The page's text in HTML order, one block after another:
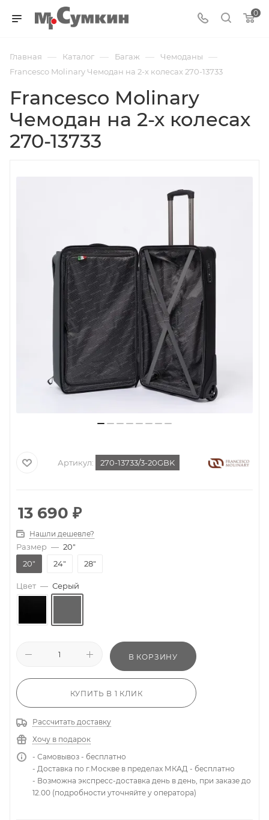
0
Главная — Каталог — Багаж — Чемоданы —
Francesco Molinary Чемодан на 2-х колесах 270-13733
Francesco Molinary
Чемодан на 2-х колесах
270-13733
Артикул: 270-13733/3-20GBK
13 690 ₽
Нашли дешевле?
Размер — 20"
20"
24" 28"
Цвет — Серый
В КОРЗИНУ
КУПИТЬ В 1 КЛИК
Рассчитать доставку
Хочу в подарок
- Самовывоз - бесплатно
- Доставка по г.Москве в пределах МКАД - бесплатно
- Возможна экспресс-доставка день в день, при заказе до
12.00 (подробности уточняйте у оператора)